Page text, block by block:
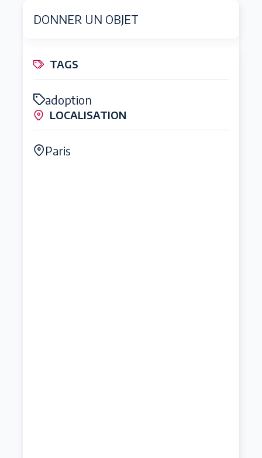
DONNER UN OBJET
TAGS
adoption
LOCALISATION
Paris